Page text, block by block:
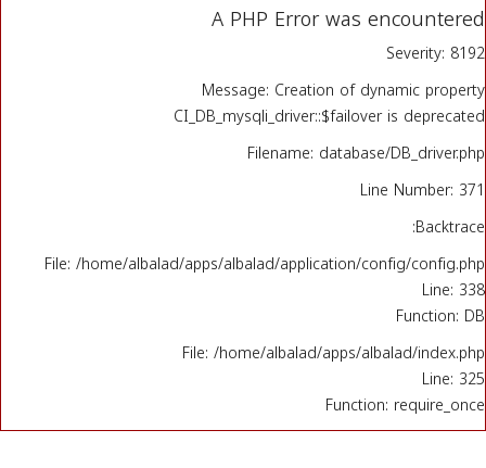
A PHP Error was encountered
Severity: 8192
Message: Creation of dynamic property
CI_DB_mysqli_driver::$failover is deprecated
Filename: database/DB_driver.php
Line Number: 371
Backtrace:
File: /home/albalad/apps/albalad/application/config/config.php
Line: 338
Function: DB
File: /home/albalad/apps/albalad/index.php
Line: 325
Function: require_once